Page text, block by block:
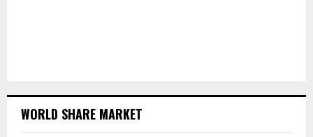
WORLD SHARE MARKET